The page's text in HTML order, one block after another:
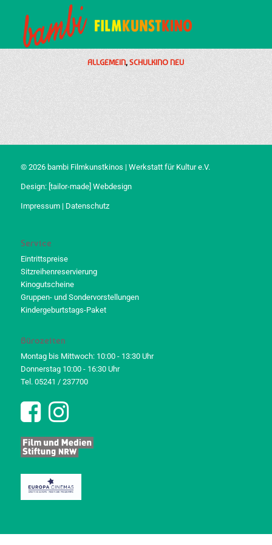
ALLGEMEIN,SCHULKINO NEU
© 2026 bambi Filmkunstkinos | Werkstatt für Kultur e.V.
Design: [tailor-made] Webdesign
Impressum| Datenschutz
Service
Eintrittspreise
Sitzreihenreservierung
Kinogutscheine
Gruppen- und Sondervorstellungen
Kindergeburtstags-Paket
Bürozeiten
Montag bis Mittwoch: 10:00 - 13:30 Uhr
Donnerstag 10:00 - 16:30 Uhr
Tel. 05241 / 237700